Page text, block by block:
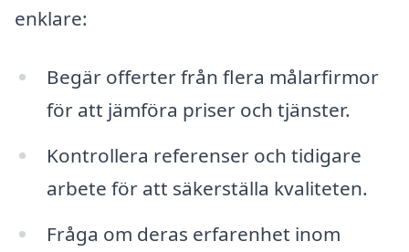
enklare:
Begär offerter från flera målarfirmor
för att jämföra priser och tjänster.
Kontrollera referenser och tidigare
arbete för att säkerställa kvaliteten.
Fråga om deras erfarenhet inom